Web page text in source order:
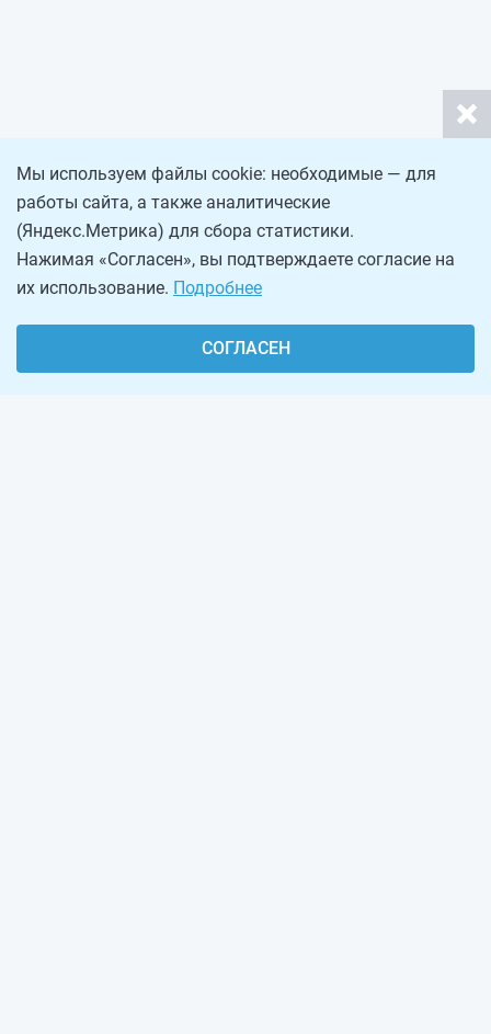
Мы используем файлы cookie: необходимые — для
работы сайта, а также аналитические
(Яндекс.Метрика) для сбора статистики.
Нажимая «Согласен», вы подтверждаете согласие на
их использование. Подробнее
СОГЛАСЕН